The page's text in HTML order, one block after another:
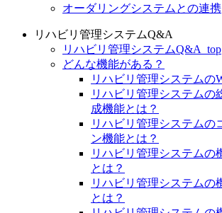
オーダリングシステムとの連携
リハビリ管理システムQ&A
リハビリ管理システムQ&A_top
どんな機能がある？
リハビリ管理システムの
リハビリ管理システムの
成機能とは？
リハビリ管理システムの
ン機能とは？
リハビリ管理システムの
とは？
リハビリ管理システムの
とは？